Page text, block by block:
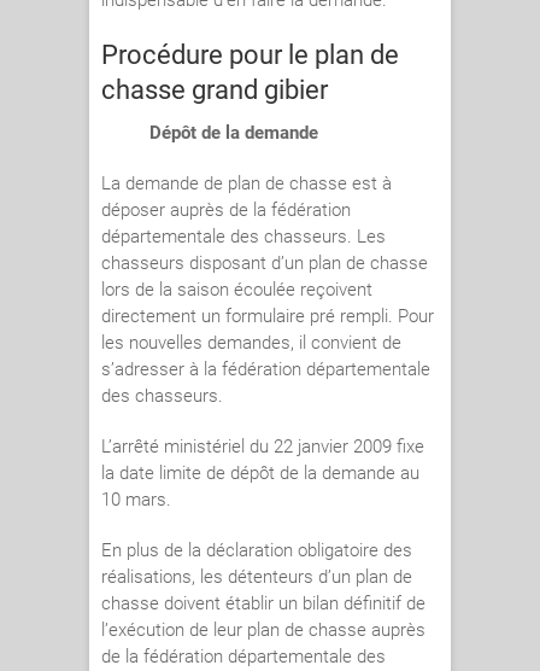
Procédure pour le plan de
chasse grand gibier
Dépôt de la demande
La demande de plan de chasse est à
déposer auprès de la fédération
départementale des chasseurs. Les
chasseurs disposant d’un plan de chasse
lors de la saison écoulée reçoivent
directement un formulaire pré rempli. Pour
les nouvelles demandes, il convient de
s’adresser à la fédération départementale
des chasseurs.
L’arrêté ministériel du 22 janvier 2009 fixe
la date limite de dépôt de la demande au
10 mars.
En plus de la déclaration obligatoire des
réalisations, les détenteurs d’un plan de
chasse doivent établir un bilan définitif de
l’exécution de leur plan de chasse auprès
de la fédération départementale des